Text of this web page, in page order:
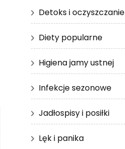
Detoks i oczyszczanie
Diety popularne
Higiena jamy ustnej
Infekcje sezonowe
Jadłospisy i posiłki
Lęk i panika